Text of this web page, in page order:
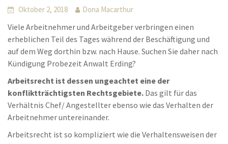
Oktober 2, 2018 Dona Macarthur
Viele Arbeitnehmer und Arbeitgeber verbringen einen
erheblichen Teil des Tages während der Beschäftigung und
auf dem Weg dorthin bzw. nach Hause. Suchen Sie daher nach
Kündigung Probezeit Anwalt Erding?
Arbeitsrecht ist dessen ungeachtet eine der
konfliktträchtigsten Rechtsgebiete. Das gilt für das
Verhältnis Chef/ Angestellter ebenso wie das Verhalten der
Arbeitnehmer untereinander.
Arbeitsrecht ist so kompliziert wie die Verhaltensweisen der